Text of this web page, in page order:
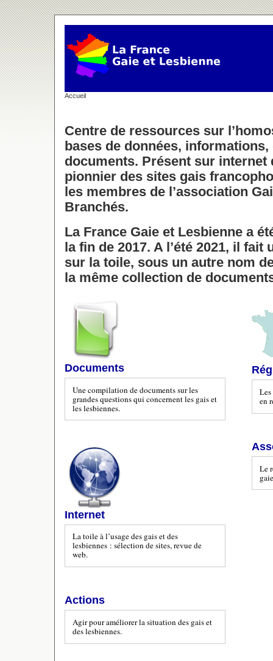
Accueil
Centre de ressources sur
bases de données,
documents. Présent sur internet
pionnier des sites gais
les membres de l’association
Branchés.
La France Gaie et Lesbienne a
la fin de 2017. A l’été 2021, il
sur la toile, sous un autre nom
la même collection de
Documents
Une compilation de documents sur les
grandes questions qui concernent les gais et
les lesbiennes.
Internet
La toile à l’usage des gais et des
lesbiennes : sélection de sites, revue de
web.
Actions
Agir pour améliorer la situation des gais et
des lesbiennes.
en
Le